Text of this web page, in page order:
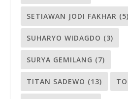
SETIAWAN JODI FAKHAR (5)
SUHARYO WIDAGDO (3)
SURYA GEMILANG (7)
TITAN SADEWO (13)